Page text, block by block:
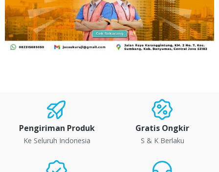
Pengiriman Produk
Ke Seluruh Indonesia
Gratis Ongkir
S & K Berlaku